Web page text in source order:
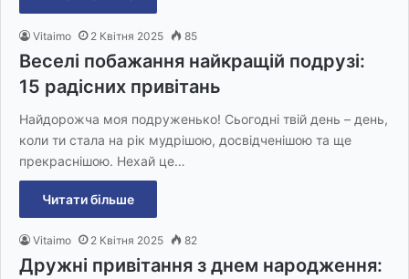
Vitaimo 2 Квітня 2025 85
Веселі побажання найкращій подрузі:
15 радісних привітань
Найдорожча моя подруженько! Сьогодні твій день – день,
коли ти стала на рік мудрішою, досвідченішою та ще
прекраснішою. Нехай це…
Читати більше
Vitaimo 2 Квітня 2025 82
Дружні привітання з днем народження: